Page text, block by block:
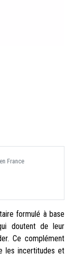
France
formulé à base
doutent de leur
Ce complément
les incertitudes et